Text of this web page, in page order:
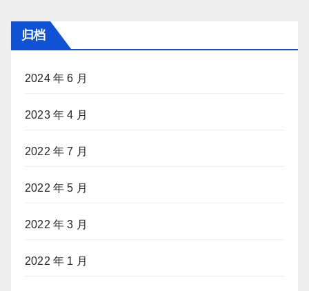
归档
2024 年 6 月
2023 年 4 月
2022 年 7 月
2022 年 5 月
2022 年 3 月
2022 年 1 月